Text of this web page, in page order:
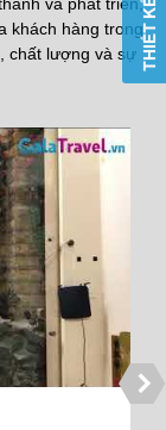
khách hàng trong
chất lượng và sự